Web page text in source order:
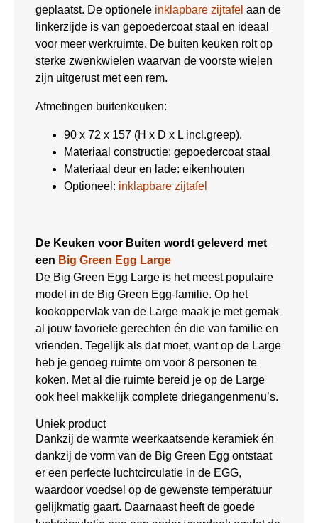
geplaatst. De optionele inklapbare zijtafel aan de
linkerzijde is van gepoedercoat staal en ideaal
voor meer werkruimte. De buiten keuken rolt op
sterke zwenkwielen waarvan de voorste wielen
zijn uitgerust met een rem.
Afmetingen buitenkeuken:
90 x 72 x 157 (H x D x L incl.greep).
Materiaal constructie: gepoedercoat staal
Materiaal deur en lade: eikenhouten
Optioneel: inklapbare zijtafel
De Keuken voor Buiten wordt geleverd met
een Big Green Egg Large
De Big Green Egg Large is het meest populaire
model in de Big Green Egg-familie. Op het
kookoppervlak van de Large maak je met gemak
al jouw favoriete gerechten én die van familie en
vrienden. Tegelijk als dat moet, want op de Large
heb je genoeg ruimte om voor 8 personen te
koken. Met al die ruimte bereid je op de Large
ook heel makkelijk complete driegangenmenu’s.
Uniek product
Dankzij de warmte weerkaatsende keramiek én
dankzij de vorm van de Big Green Egg ontstaat
er een perfecte luchtcirculatie in de EGG,
waardoor voedsel op de gewenste temperatuur
gelijkmatig gaart. Daarnaast heeft de goede